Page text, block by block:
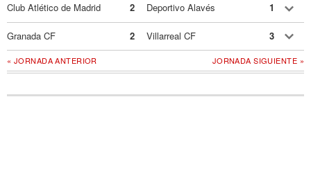
Club Atlético de Madrid 2 Deportivo Alavés 1
Granada CF 2 Villarreal CF 3
JORNADA SIGUIENTE »
« JORNADA ANTERIOR